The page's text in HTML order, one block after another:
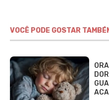
VOCÊ PODE GOSTAR